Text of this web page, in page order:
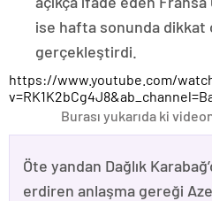
ise hafta sonunda dikkat
gerçekleştirdi.
https://www.youtube.com/
Burası yukarıda ki
Öte yandan Dağlık
erdiren anlaşma gereği